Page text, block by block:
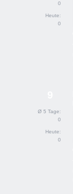
0
Heute:
0
Ø 5 Tage:
0
Heute:
0